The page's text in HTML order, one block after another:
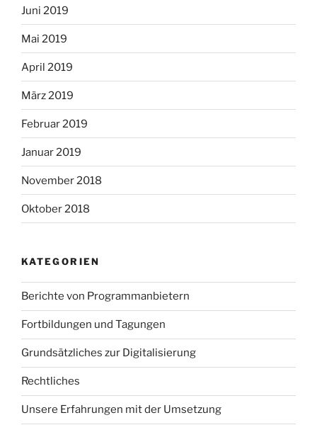
Juni 2019
Mai 2019
April 2019
März 2019
Februar 2019
Januar 2019
November 2018
Oktober 2018
KATEGORIEN
Berichte von Programmanbietern
Fortbildungen und Tagungen
Grundsätzliches zur Digitalisierung
Rechtliches
Unsere Erfahrungen mit der Umsetzung